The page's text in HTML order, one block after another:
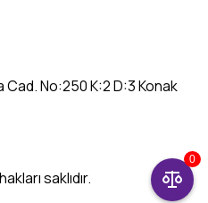
No:250 K:2 D:3 Konak
saklıdır.
0